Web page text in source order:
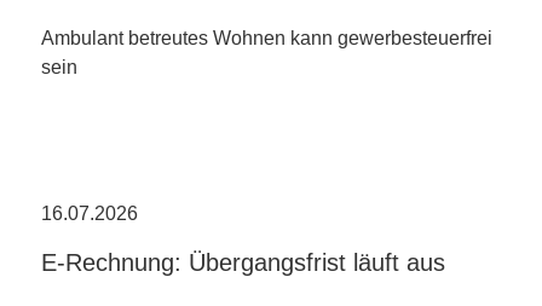
Ambulant betreutes Wohnen kann gewerbesteuerfrei
sein
16.07.2026
E-Rechnung: Übergangsfrist läuft aus